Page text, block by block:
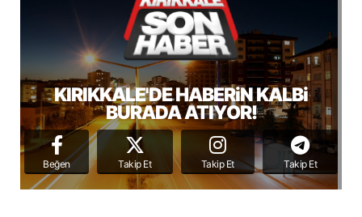
KIRIKKALE'DE HABERiN KALBi
BURADA ATIYOR!
Beğen Takip Et Takip Et Takip Et